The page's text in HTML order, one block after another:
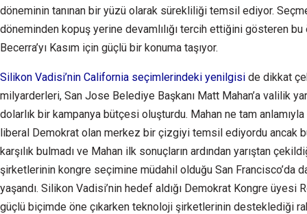
döneminin tanınan bir yüzü olarak sürekliliği temsil ediyor.
döneminden kopuş yerine devamlılığı tercih ettiğini gösteren
Becerra’yı Kasım için güçlü bir konuma taşıyor.
Silikon Vadisi’nin California seçimlerindeki yenilgisi de dikkat
milyarderleri, San Jose Belediye Başkanı Matt Mahan’a valilik
dolarlık bir kampanya bütçesi oluşturdu. Mahan ne tam
liberal Demokrat olan merkez bir çizgiyi temsil ediyordu ancak
karşılık bulmadı ve Mahan ilk sonuçların ardından yarıştan
şirketlerinin kongre seçimine müdahil olduğu San Francisco’da
yaşandı. Silikon Vadisi’nin hedef aldığı Demokrat Kongre üyesi
güçlü biçimde öne çıkarken teknoloji şirketlerinin desteklediği